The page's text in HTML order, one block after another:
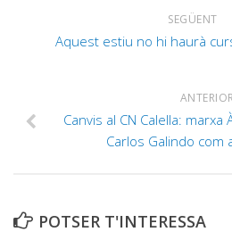
SEGÜENT
Aquest estiu no hi haurà
ANTERIOR
Canvis al CN Calella:
Carlos Galindo com
POTSER T'INTERESSA